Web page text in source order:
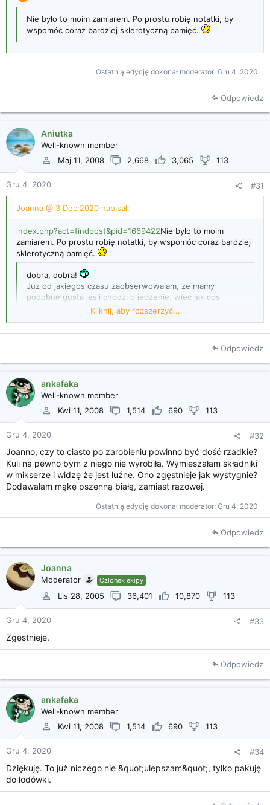
Nie było to moim zamiarem. Po prostu robię notatki, by
wspomóc coraz bardziej sklerotyczną pamięć.
Ostatnią edycję dokonał moderator: Gru 4, 2020
Odpowiedz
Aniutka
Well-known member
Maj 11, 2008
2,668 3,065 113
Gru 4, 2020 #31
Joanna @ 3 Dec 2020 napisał:
index.php?act=findpost&pid=1669422Nie było to moim
zamiarem. Po prostu robię notatki, by wspomóc coraz bardziej
sklerotyczną pamięć.
dobra, dobra!
Juz od jakiegos czasu zaobserwowalam, ze mamy
podobne gusta jesli chodzi o jedzenie, wiec jak cos
polecasz, to moge w ciemno piec. Dlatego tez dopisalam i
Kliknij, aby rozszerzyć...
Odpowiedz
ankafaka
Well-known member
Kwi 11, 2008
1,514 690 113
Gru 4, 2020 #32
Joanno, czy to ciasto po zarobieniu powinno być dość rzadkie?
Kuli na pewno bym z niego nie wyrobiła. Wymieszałam składniki
w mikserze i widzę że jest luźne. Ono zgęstnieje jak wystygnie?
Dodawałam mąkę pszenną białą, zamiast razowej.
Ostatnią edycję dokonał moderator: Gru 4, 2020
Odpowiedz
Joanna
Moderator Członek ekipy
Lis 28, 2005 36,401 10,870 113
Gru 4, 2020 #33
Zgęstnieje.
Odpowiedz
ankafaka
Well-known member
Kwi 11, 2008
1,514 690 113
Gru 4, 2020 #34
Dziękuję. To już niczego nie &quot;ulepszam&quot;, tylko pakuję
do lodówki.